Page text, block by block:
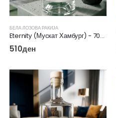
БЕЛА ЛОЗОВА РАКИЈА
Eternity (Мускат Хамбург) - 700мл
510ден